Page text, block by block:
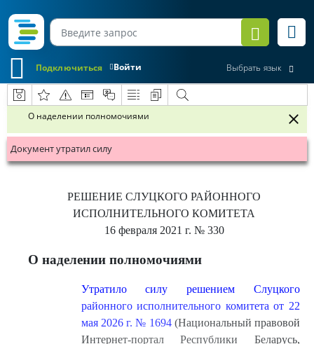
Войти
Подключиться Выбрать язык
О наделении полномочиями
Документ утратил силу
РЕШЕНИЕ СЛУЦКОГО РАЙОННОГО
ИСПОЛНИТЕЛЬНОГО КОМИТЕТА
16 февраля 2021 г. № 330
О наделении полномочиями
Утратило силу решением Слуцкого
районного исполнительного комитета от 22
мая 2026 г. № 1694 (Национальный правовой
Интернет-портал Республики Беларусь,